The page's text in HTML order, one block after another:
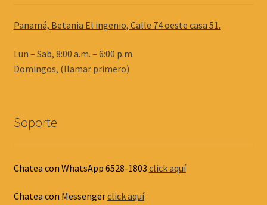
Panamá, Betania El ingenio, Calle 74 oeste casa 51.
Lun – Sab, 8:00 a.m. – 6:00 p.m.
Domingos, (llamar primero)
Soporte
Chatea con WhatsApp 6528-1803 click aquí
Chatea con Messengerclick aquí